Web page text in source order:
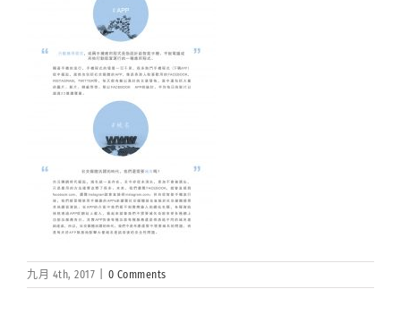
九月 4th, 2017 0 Comments